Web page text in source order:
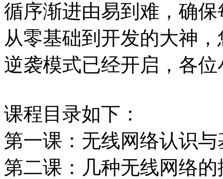
循序渐进由易到难，确
从零基础到开发的大神
逆袭模式已经开启，各
课程目录如下：
第一课：无线网络认识
第二课：几种无线网络